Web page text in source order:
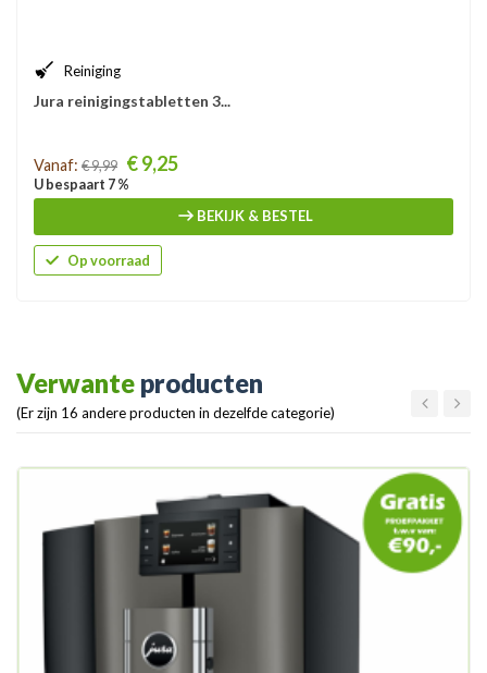
Reiniging
Jura reinigingstabletten 3...
Prijs
Vanaf: € 9,99 € 9,25
U bespaart 7 %
BEKIJK & BESTEL
Op voorraad
Verwante producten
(Er zijn 16 andere producten in dezelfde categorie)